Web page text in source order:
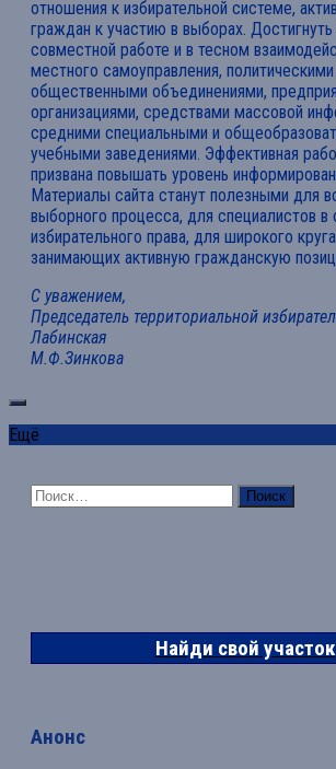
отношения к избирательной системе,
граждан к участию в выборах.
совместной работе и в тесном
местного самоуправления, политическими
общественными объединениями,
организациями, средствами массовой
средними специальными и
учебными заведениями. Эффективная
призвана повышать уровень
Материалы сайта станут полезными для
выборного процесса, для специалистов в
избирательного права, для широкого
занимающих активную гражданскую
С уважением,
Председатель территориальной
Лабинская
М.Ф.Зинкова
Ещё
Найти:
Найди свой участок
Анонс